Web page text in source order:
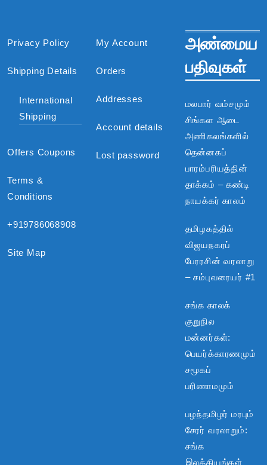
Privacy Policy
Shipping Details
International
Shipping
Offers Coupons
Terms &
Conditions
+919786068908
Site Map
My Account
Orders
Addresses
Account details
Lost password
அண்மைய
பதிவுகள்
மலபார் வம்சமும்
சிங்கள ஆடை
அணிகலங்களில்
தென்னகப்
பாரம்பரியத்தின்
தாக்கம் – கண்டி
நாயக்கர் காலம்
தமிழகத்தில்
விஜயநகரப்
பேரரசின் வரலாறு
– சம்புவரையர் #1
சங்க காலக்
குறுநில
மன்னர்கள்:
பெயர்க்காரணமும்
சமூகப்
பரிணாமமும்
பழந்தமிழர் மரபும்
சேரர் வரலாறும்:
சங்க
இலக்கியங்கள்